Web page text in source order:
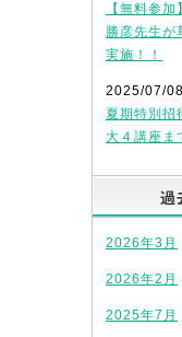
【無料参
勝彦先生が
実施！！
2025/07/08
夏期特別招
大４講座ま
2026年3月
2026年2月
2025年7月